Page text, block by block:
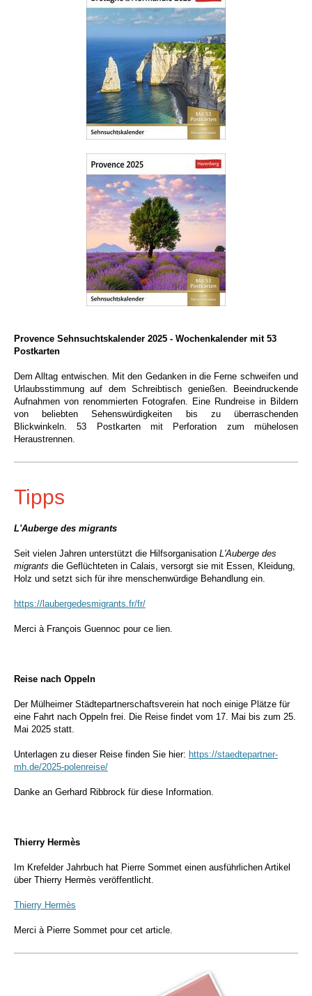
Provence Sehnsuchtskalender 2025 - Wochenkalender mit 53
Postkarten
Dem Alltag entwischen. Mit den Gedanken in die Ferne schweifen und
Urlaubsstimmung auf dem Schreibtisch genießen. Beeindruckende
Aufnahmen von renommierten Fotografen. Eine Rundreise in Bildern
von beliebten Sehenswürdigkeiten bis zu überraschenden
Blickwinkeln. 53 Postkarten mit Perforation zum mühelosen
Heraustrennen.
Tipps
L'Auberge des migrants
Seit vielen Jahren unterstützt die Hilfsorganisation L'Auberge des
migrants die Geflüchteten in Calais, versorgt sie mit Essen, Kleidung,
Holz und setzt sich für ihre menschenwürdige Behandlung ein.
https://laubergedesmigrants.fr/fr/
Merci à François Guennoc pour ce lien.
Reise nach Oppeln
Der Mülheimer Städtepartnerschaftsverein hat noch einige Plätze für
eine Fahrt nach Oppeln frei. Die Reise findet vom 17. Mai bis zum 25.
Mai 2025 statt.
Unterlagen zu dieser Reise finden Sie hier: https://staedtepartner-
mh.de/2025-polenreise/
Danke an Gerhard Ribbrock für diese Information.
Thierry Hermès
Im Krefelder Jahrbuch hat Pierre Sommet einen ausführlichen Artikel
über Thierry Hermès veröffentlicht.
Thierry Hermès
Merci à Pierre Sommet pour cet article.